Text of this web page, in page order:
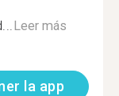
Leer más
la app